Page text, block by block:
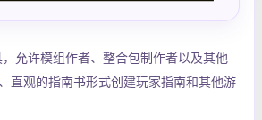
允许模组作者、整合包制作者以及其他
直观的指南书形式创建玩家指南和其他游